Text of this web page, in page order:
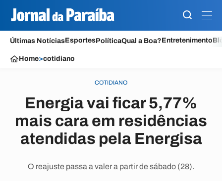
Últimas NotíciasEsportesPolíticaQual a Boa?Entretenimento
Home>cotidiano
COTIDIANO
Energia vai ficar 5,77%
mais cara em residências
atendidas pela Energisa
O reajuste passa a valer a partir de sábado (28).